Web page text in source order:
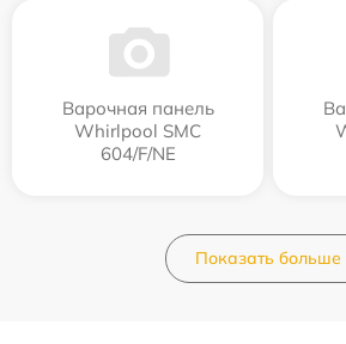
Варочная панель
Whirlpool SMC
604/F/NE
Показать больше